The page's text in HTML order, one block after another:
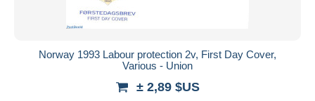
Norway 1993 Labour protection 2v, First Day Cover,
Various - Union
± 2,89 $US